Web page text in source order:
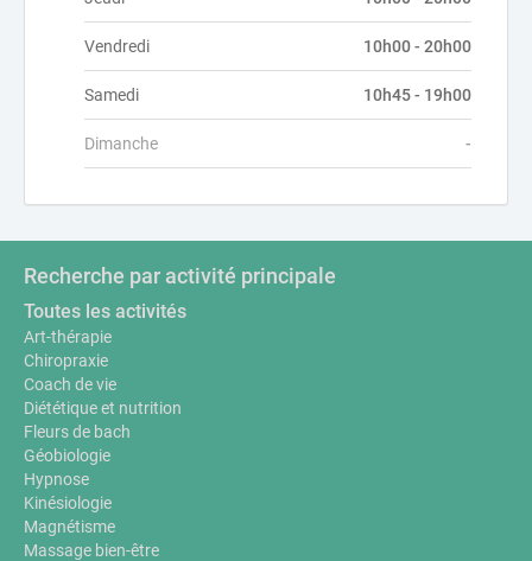
Vendredi 10h00 - 20h00
Samedi 10h45 - 19h00
Dimanche -
Recherche par activité principale
Toutes les activités
Art-thérapie
Chiropraxie
Coach de vie
Diététique et nutrition
Fleurs de bach
Géobiologie
Hypnose
Kinésiologie
Magnétisme
Massage bien-être